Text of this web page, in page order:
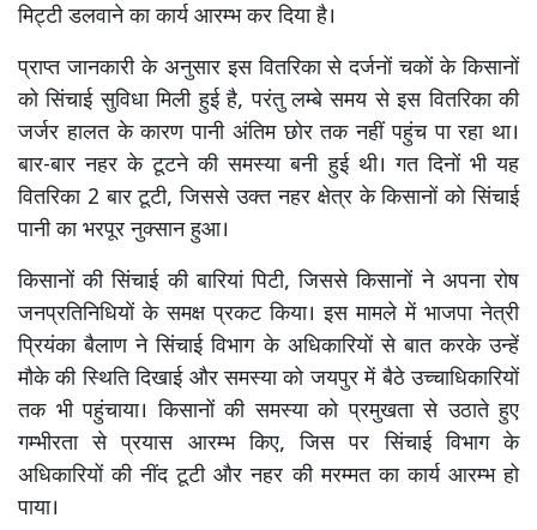
मिट्टी डलवाने का कार्य आरम्भ कर दिया है।
प्राप्त जानकारी के अनुसार इस वितरिका से दर्जनों चकों के किसानों
को सिंचाई सुविधा मिली हुई है, परंतु लम्बे समय से इस वितरिका की
जर्जर हालत के कारण पानी अंतिम छोर तक नहीं पहुंच पा रहा था।
बार-बार नहर के टूटने की समस्या बनी हुई थी। गत दिनों भी यह
वितरिका 2 बार टूटी, जिससे उक्त नहर क्षेत्र के किसानों को सिंचाई
पानी का भरपूर नुक्सान हुआ।
किसानों की सिंचाई की बारियां पिटी, जिससे किसानों ने अपना रोष
जनप्रतिनिधियों के समक्ष प्रकट किया। इस मामले में भाजपा नेत्री
प्रियंका बैलाण ने सिंचाई विभाग के अधिकारियों से बात करके उन्हें
मौके की स्थिति दिखाई और समस्या को जयपुर में बैठे उच्चाधिकारियों
तक भी पहुंचाया। किसानों की समस्या को प्रमुखता से उठाते हुए
गम्भीरता से प्रयास आरम्भ किए, जिस पर सिंचाई विभाग के
अधिकारियों की नींद टूटी और नहर की मरम्मत का कार्य आरम्भ हो
पाया।